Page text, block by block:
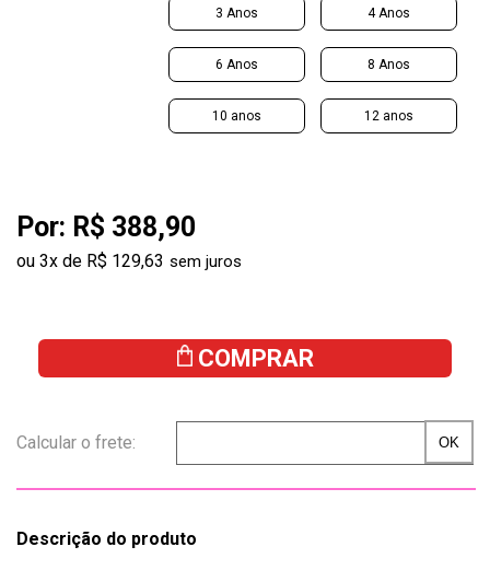
3 Anos 4 Anos
6 Anos 8 Anos
10 anos 12 anos
Por: R$ 388,90
ou 3x de R$ 129,63
COMPRAR
Descrição do produto